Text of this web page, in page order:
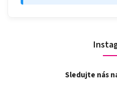
Sledujte nás